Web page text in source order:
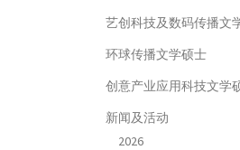
艺创科技及数码传播文
环球传播文学硕士
创意产业应用科技文学
新闻及活动
2026